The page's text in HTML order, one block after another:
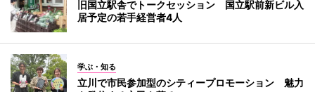
旧国立駅舎でトークセッション 国立駅前新ビル入
居予定の若手経営者4人
学ぶ・知る
立川で市民参加型のシティープロモーション 魅力